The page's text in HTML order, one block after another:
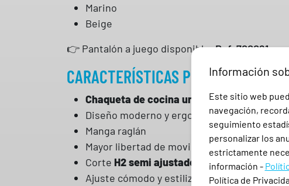
Marino
Beige
👉 Pantalón a juego disponible:Ref. 700061
CARACTERÍSTICAS PRINCIPALES
Chaqueta de cocina unisex RUBIO
Diseño moderno y ergonómico
Manga raglán
Mayor libertad de movimiento
Corte H2 semi ajustado
Ajuste cómodo y estilizado
Información
Este sitio web
navegación,
seguimiento
personalizar los
estrictamente
información -
Política de